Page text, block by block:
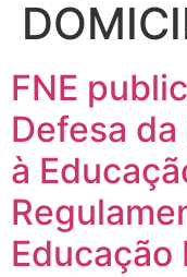
FNE
Defesa
à
Educação